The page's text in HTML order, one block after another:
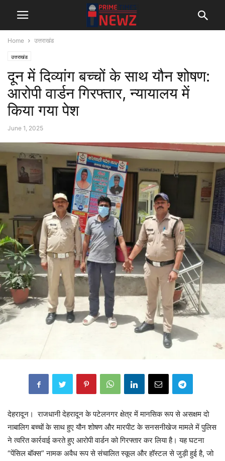
Home उत्तराखंड
उत्तराखंड
दून में दिव्यांग बच्चों के साथ यौन शोषण:
आरोपी वार्डन गिरफ्तार, न्यायालय में
किया गया पेश
June 1, 2025
देहरादून। राजधानी देहरादून के पटेलनगर क्षेत्र में मानसिक रूप से असक्षम दो
नाबालिग बच्चों के साथ हुए यौन शोषण और मारपीट के सनसनीखेज मामले में पुलिस
ने त्वरित कार्रवाई करते हुए आरोपी वार्डन को गिरफ्तार कर लिया है। यह घटना
“पेंसिल बॉक्स” नामक अवैध रूप से संचालित स्कूल और हॉस्टल से जुड़ी हुई है, जो